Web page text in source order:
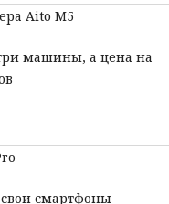
Aitо M5
машины, а цена на
смартфоны